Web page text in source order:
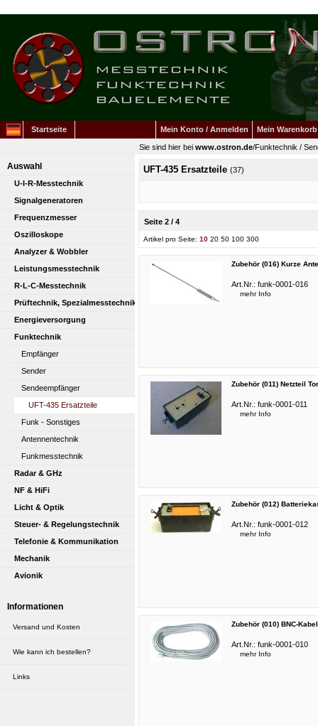
Startseite Mein Konto / Anmelden Mein Warenkorb
Sie sind hier bei www.ostron.de/Funktechnik /
Auswahl
U-I-R-Messtechnik
Signalgeneratoren
Frequenzmesser
Oszilloskope
Analyzer & Wobbler
Leistungsmesstechnik
R-L-C-Messtechnik
Prüftechnik, Spezialmesstechnik
Energieversorgung
Funktechnik
Empfänger
Sender
Sendeempfänger
UFT-435 Ersatzteile
Funk - Sonstiges
Antennentechnik
Funkmesstechnik
Radar & GHz
NF & HiFi
Licht & Optik
Steuer- & Regelungstechnik
Telefonie & Kommunikation
Mechanik
Avionik
Bauelemente
...
sonstiges...
Informationen
Versand und Kosten
Wie kann ich bestellen?
Links
UFT-435 Ersatzteile (37)
Seite 2 / 4
Artikel pro Seite: 10 20 50 100 300
Zubehör (016) Kurze
Art.Nr.: funk-0001-016
mehr Info
Zubehör (011) Netzteil
Art.Nr.: funk-0001-011
mehr Info
Zubehör (012)
Art.Nr.: funk-0001-012
mehr Info
Zubehör (010) BNC-
Art.Nr.: funk-0001-010
mehr Info